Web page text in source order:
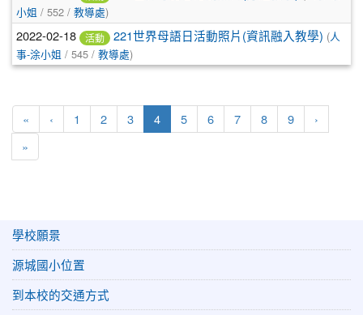
小姐 / 552 / 教導處)
2022-02-18 活動 221世界母語日活動照片(資訊融入教學) (人
事-涂小姐 / 545 / 教導處)
« 第一頁
‹ 上一頁
1 2 3 4(目前頁次)
5 6 7 8 9 ›
»
學校願景
源城國小位置
到本校的交通方式